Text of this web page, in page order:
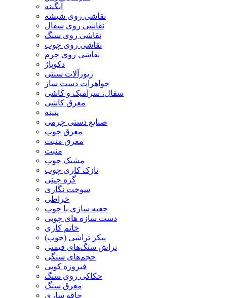
آبگینه
نقاشی روی شیشه
نقاشی روی سفال
نقاشی روی سنگ
نقاشی روی چوب
نقاشی روی چرم
دکوپاژ
زیورآلات سنتی
جواهرات دست ساز
سفال، سرامیک و کاشی
معرق کاشی
پتینه
صنایع دستی چرمی
معرق چوب
معرق منبت
منبت
مشبک چوب
نازک کاری چوب
گره چینی
سوخت نگاری
خراطی
جعبه سازی با چوب
دست سازه های چوبی
خاتم کاری
پیکر تراشی (چوب)
تراش سنگ‌های قیمتی
حجم‌های سنگی
فیروزه کوبی
حکاکی روی سنگ
معرق سنگ
چاقو سازی